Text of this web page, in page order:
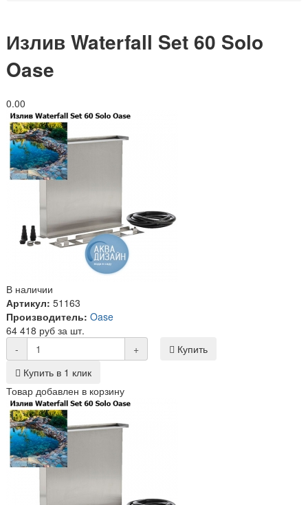
Излив Waterfall Set 60 Solo
Oase
0.00
В наличии
Артикул: 51163
Производитель: Oase
64 418 руб за шт.
-
+
Купить
Купить в 1 клик
Товар добавлен в корзину